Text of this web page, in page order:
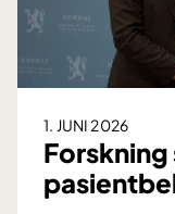
1. JUNI 2026